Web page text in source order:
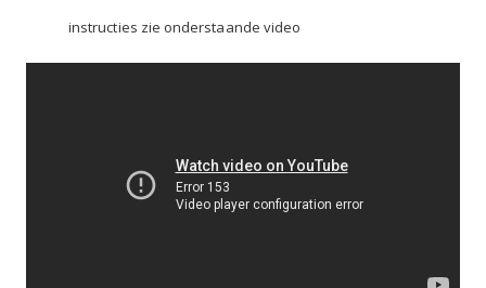
instructies zie onderstaande video ​